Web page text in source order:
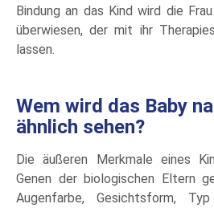
Bindung an das Kind wird die
überwiesen, der mit ihr
lassen.
Wem wird das Baby
ähnlich sehen?
Die äußeren Merkmale eines
Genen der biologischen Eltern
Augenfarbe, Gesichtsform,